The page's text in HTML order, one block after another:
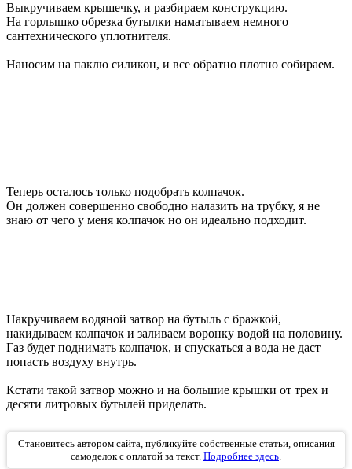
Выкручиваем крышечку, и разбираем конструкцию.
На горлышко обрезка бутылки наматываем немного
сантехнического уплотнителя.
Наносим на паклю силикон, и все обратно плотно собираем.
Теперь осталось только подобрать колпачок.
Он должен совершенно свободно налазить на трубку, я не
знаю от чего у меня колпачок но он идеально подходит.
Накручиваем водяной затвор на бутыль с бражкой,
накидываем колпачок и заливаем воронку водой на половину.
Газ будет поднимать колпачок, и спускаться а вода не даст
попасть воздуху внутрь.
Кстати такой затвор можно и на большие крышки от трех и
десяти литровых бутылей приделать.
Становитесь автором сайта, публикуйте собственные статьи, описания
самоделок с оплатой за текст. Подробнее здесь.